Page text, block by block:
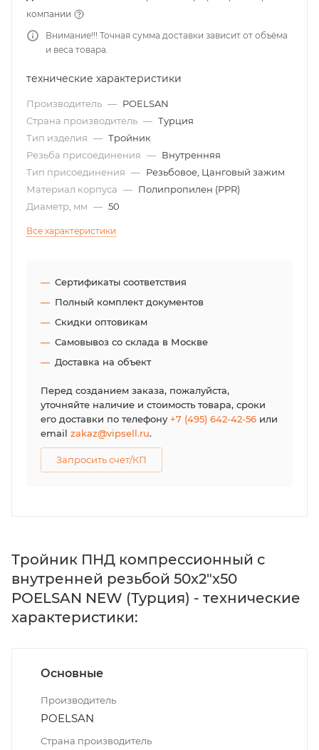
компании
Внимание!!! Точная сумма доставки зависит от объёма
и веса товара.
технические характеристики
Производитель — POELSAN
Страна производитель — Турция
Тип изделия — Тройник
Резьба присоединения — Внутренняя
Тип присоединения — Резьбовое, Цанговый зажим
Материал корпуса — Полипропилен (PPR)
Диаметр, мм — 50
Все характеристики
Сертификаты соответствия
Полный комплект документов
Скидки оптовикам
Самовывоз со склада в Москве
Доставка на объект
Перед созданием заказа, пожалуйста,
уточняйте наличие и стоимость товара, сроки
его доставки по телефону+7 (495) 642-42-56 или
email zakaz@vipsell.ru.
Запросить счет/КП
Тройник ПНД компрессионный с
внутренней резьбой 50х2"х50
POELSAN NEW (Турция) - технические
характеристики:
Основные
Производитель
POELSAN
Страна производитель